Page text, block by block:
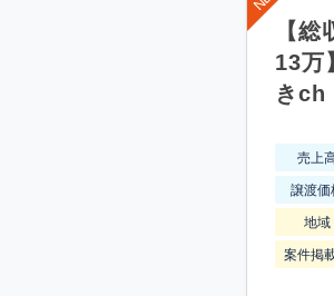
【
13万
きch
売上
譲渡価
地域
案件掲